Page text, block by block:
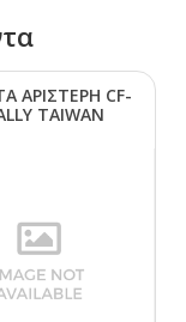
ΑΡΙΣΤΕΡΗ CF-
ΤΑΙWΑΝ